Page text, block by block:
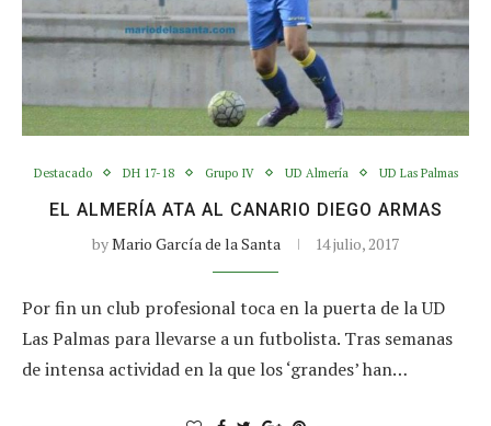
Destacado DH 17-18 Grupo IV UD Almería UD Las Palmas
EL ALMERÍA ATA AL CANARIO DIEGO ARMAS
byMario García de la Santa 14 julio, 2017
Por fin un club profesional toca en la puerta de la UD
Las Palmas para llevarse a un futbolista. Tras semanas
de intensa actividad en la que los ‘grandes’ han…